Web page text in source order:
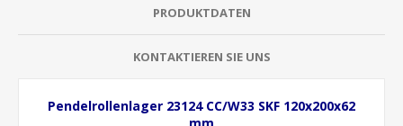
PRODUKTDATEN
KONTAKTIEREN SIE UNS
Pendelrollenlager 23124 CC/W33 SKF 120x200x62